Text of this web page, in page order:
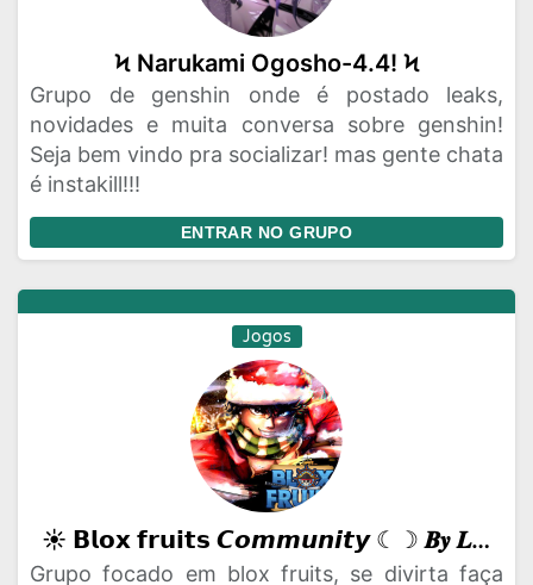
Ϟ Narukami Ogosho-4.4! Ϟ
Grupo de genshin onde é postado leaks,
novidades e muita conversa sobre genshin!
Seja bem vindo pra socializar! mas gente chata
é instakill!!!
ENTRAR NO GRUPO
Jogos
☀︎︎ 𝗕𝗹𝗼𝘅 𝗳𝗿𝘂𝗶𝘁𝘀 𝘾𝙤𝙢𝙢𝙪𝙣𝙞𝙩𝙮 ☾︎☽︎ 𝑩𝒚 𝑳𝒐𝒑𝒆𝒛 シ︎ ☀︎︎
Grupo focado em blox fruits, se divirta faça